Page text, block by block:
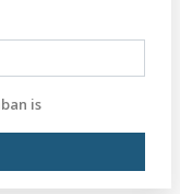
is